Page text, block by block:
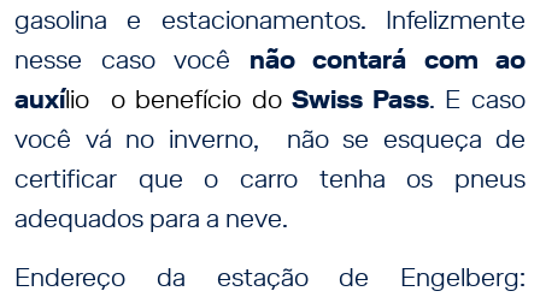
gasolina e estacionamentos. Infelizmente
nesse caso você não contará com ao
auxílio o benefício do Swiss Pass. E caso
você vá no inverno, não se esqueça de
certificar que o carro tenha os pneus
adequados para a neve.
Endereço da estação de Engelberg: